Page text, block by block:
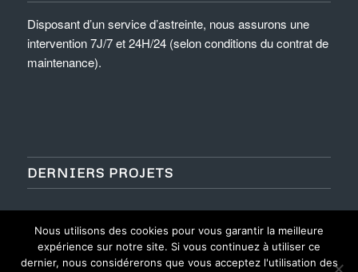
Disposant d’un service d’astreinte, nous assurons une
intervention 7J/7 et 24H/24 (selon conditions du contrat de
maintenance).
DERNIERS PROJETS
Nous utilisons des cookies pour vous garantir la meilleure
expérience sur notre site. Si vous continuez à utiliser ce
dernier, nous considérerons que vous acceptez l'utilisation des